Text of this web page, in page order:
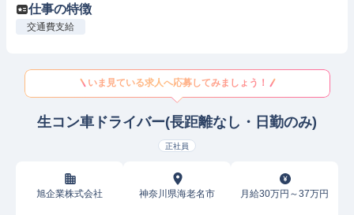
仕事の特徴
交通費支給
いま見ている求人へ応募してみましょう！
生コン車ドライバー(長距離なし・日勤のみ)
正社員
旭企業株式会社 神奈川県海老名市 月給30万円～37万円